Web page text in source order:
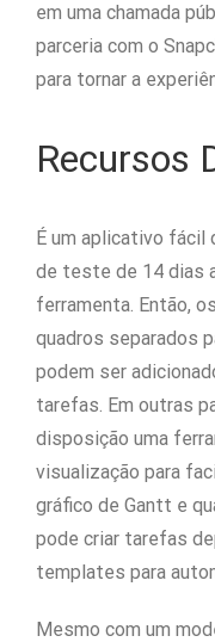
em uma chamada
parceria com o
para tornar a
Recursos
É um aplicativo fácil
de teste de 14 dias
ferramenta. Então,
quadros separados
podem ser
tarefas. Em outras
disposição uma
visualização para
gráfico de Gantt e
pode criar tarefas
templates para
Mesmo com um